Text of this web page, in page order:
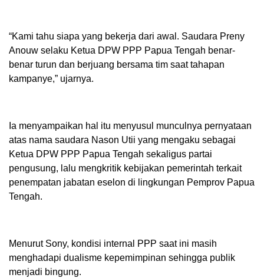
“Kami tahu siapa yang bekerja dari awal. Saudara Preny
Anouw selaku Ketua DPW PPP Papua Tengah benar-
benar turun dan berjuang bersama tim saat tahapan
kampanye,” ujarnya.
Ia menyampaikan hal itu menyusul munculnya pernyataan
atas nama saudara Nason Utii yang mengaku sebagai
Ketua DPW PPP Papua Tengah sekaligus partai
pengusung, lalu mengkritik kebijakan pemerintah terkait
penempatan jabatan eselon di lingkungan Pemprov Papua
Tengah.
Menurut Sony, kondisi internal PPP saat ini masih
menghadapi dualisme kepemimpinan sehingga publik
menjadi bingung.